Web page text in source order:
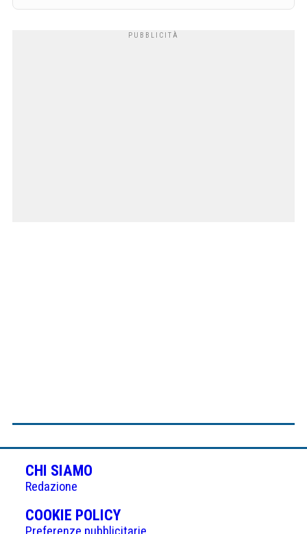
CHI SIAMO
Redazione
COOKIE POLICY(APRE
Preferenze pubblicitarie